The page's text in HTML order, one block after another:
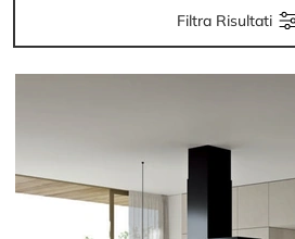
Filtra Risultati